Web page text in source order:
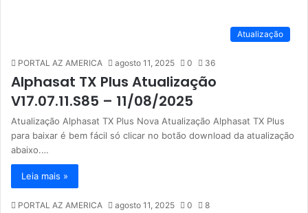
Atualização
PORTAL AZ AMERICA agosto 11, 2025 0 36
Alphasat TX Plus Atualização
V17.07.11.S85 – 11/08/2025
Atualização Alphasat TX Plus Nova Atualização Alphasat TX Plus
para baixar é bem fácil só clicar no botão download da atualização
abaixo.…
Leia mais »
PORTAL AZ AMERICA agosto 11, 2025 0 8